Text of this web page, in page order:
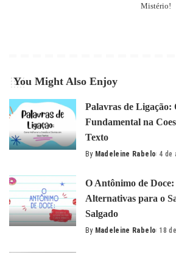
Mistério!
You Might Also Enjoy
Palavras de Ligação:
Fundamental na
Texto
Posted
By Madeleine Rabelo 4 de
O Antônimo de Doce:
Alternativas para o
Salgado
Posted
By Madeleine Rabelo 18